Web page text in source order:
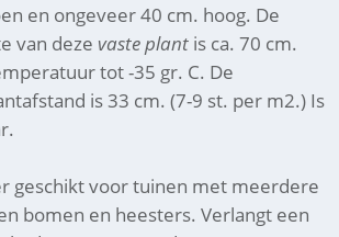
en ongeveer 40 cm. hoog. De
van deze vaste plant is ca. 70 cm.
tot -35 gr. C. De
is 33 cm. (7-9 st. per m2.)
geschikt voor tuinen met meerdere
bomen en heesters. Verlangt een